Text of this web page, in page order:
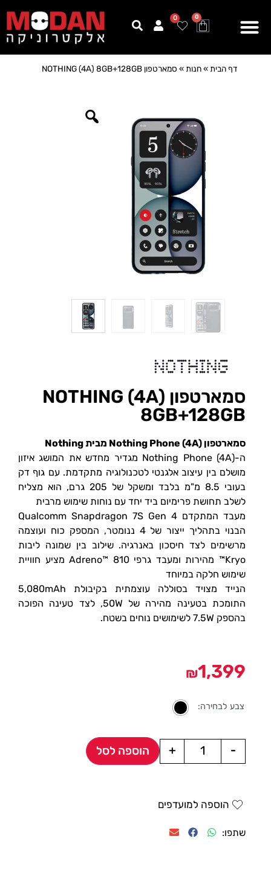
0
0
דף הבית »חנות » סמארטפון NOTHING (4A) 8GB+128GB
סמארטפון NOTHING (4A)
8GB+128GB
סמארטפון Nothing Phone (4A) מבית Nothing
ה-Nothing Phone (4A) מגדיר מחדש את המושג איזון
מושלם בין עיצוב אלגנטי לטכנולוגיה מתקדמת. עם גוף דק
בעובי 8.5 מ"מ בלבד ומשקל של 205 גרם, הוא מצליח
לשלב תחושת פרימיום ביד יחד עם נוחות שימוש מרבית
מעבד המתקדם Qualcomm Snapdragon 7S Gen 4
הבנוי בתהליך ייצור של 4 ננומטר, המספק כוח ועוצמה
מרשימים לצד חיסכון באנרגיה. שילוב בין שמונה ליבות
Kryo™ מהירות ומעבד גרפי Adreno™ 810 מציע חוויית
שימוש חלקה במיוחד
הנייד מצויד בסוללה עוצמתית בקיבולת 5,080mAh
התומכת בטעינה מהירה של 50W, לצד טעינה הפוכה
בהספק 7.5W לשימושים נוחים בשטח.
₪1,399
צבע לבחירה:
-
+ הוספה לסל
הוספה למועדפים
שתפו: